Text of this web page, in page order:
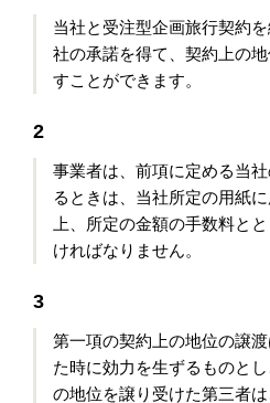
当社と受注型企画旅行契約
社の承諾を得て、契約上の
すことができます。
2
事業者は、前項に定める当
るときは、当社所定の用紙
上、所定の金額の手数料と
ければなりません。
3
第一項の契約上の地位の譲
た時に効力を生ずるものと
の地位を譲り受けた第三者